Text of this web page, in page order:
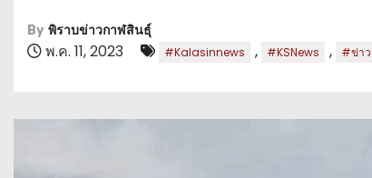
By พิราบข่าวกาฬสินธุ์
พ.ค. 11, 2023 #Kalasinnews , #KSNews , #ข่า